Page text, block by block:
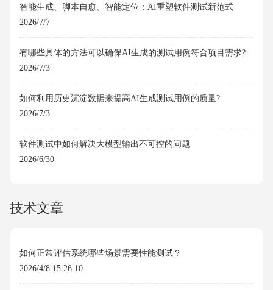
智能生成、脚本自愈、智能定位：AI重塑软件测试新范式
2026/7/7
有哪些具体的方法可以确保AI生成的测试用例符合项目需求?
2026/7/3
如何利用历史沉淀数据来提高AI生成测试用例的质量?
2026/7/3
软件测试中如何解决大模型输出不可控的问题
2026/6/30
技术文章
如何正常评估系统哪些场景需要性能测试？
2026/4/8 15:26:10